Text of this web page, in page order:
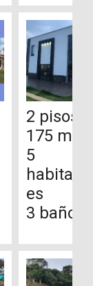
2 pisos
175 mt2
5
es
3 baños